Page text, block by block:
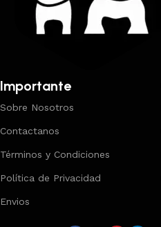
Importante
Sobre Nosotros
Contactanos
Términos y Condiciones
Política de Privacidad
Envios